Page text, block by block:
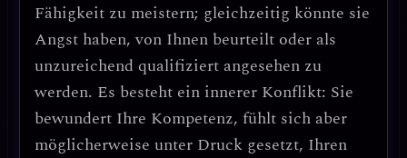
Fähigkeit zu meistern; gleichzeitig könnte sie
Angst haben, von Ihnen beurteilt oder als
unzureichend qualifiziert angesehen zu
werden. Es besteht ein innerer Konflikt: Sie
bewundert Ihre Kompetenz, fühlt sich aber
möglicherweise unter Druck gesetzt, Ihren